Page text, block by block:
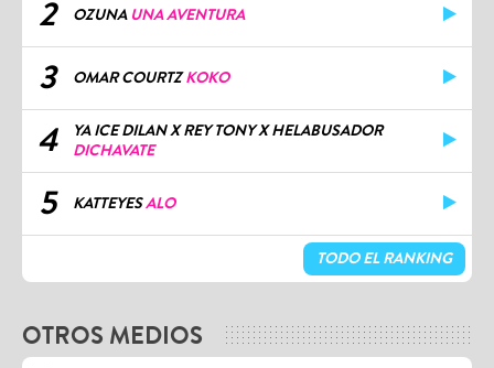
2 OZUNA UNA AVENTURA
3 OMAR COURTZKOKO
4
YA ICE DILAN X REY TONY X HELABUSADOR
DICHAVATE
5 KATTEYESALO
TODO EL RANKING
OTROS MEDIOS